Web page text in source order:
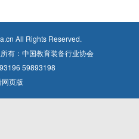
All Rights Reserved.
有：中国教育装备行业协会
59893198
页版